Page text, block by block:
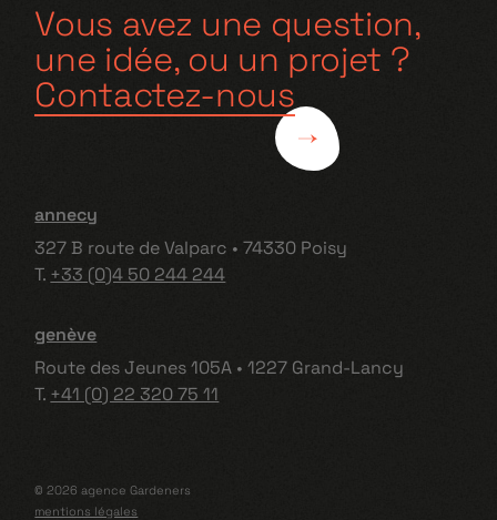
Vous avez une question,
une idée, ou un projet ?
Contactez-nous
© 2026 agence Gardeners
mentions légales
annecy
327 B route de Valparc • 74330 Poisy
T. +33 (0)4 50 244 244
genève
Route des Jeunes 105A • 1227 Grand-Lancy
T. +41 (0) 22 320 75 11